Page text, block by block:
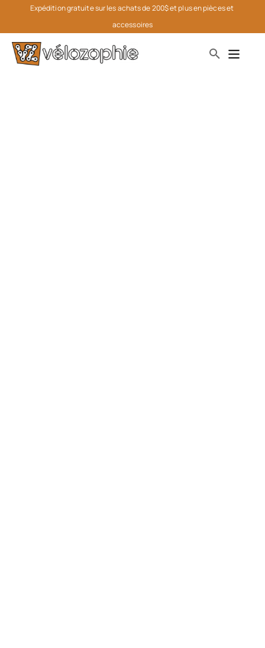
Expédition gratuite sur les achats de 200$ et plus en pièces et
accessoires